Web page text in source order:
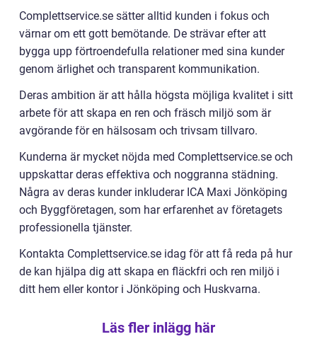
Complettservice.se sätter alltid kunden i fokus och
värnar om ett gott bemötande. De strävar efter att
bygga upp förtroendefulla relationer med sina kunder
genom ärlighet och transparent kommunikation.
Deras ambition är att hålla högsta möjliga kvalitet i sitt
arbete för att skapa en ren och fräsch miljö som är
avgörande för en hälsosam och trivsam tillvaro.
Kunderna är mycket nöjda med Complettservice.se och
uppskattar deras effektiva och noggranna städning.
Några av deras kunder inkluderar ICA Maxi Jönköping
och Byggföretagen, som har erfarenhet av företagets
professionella tjänster.
Kontakta Complettservice.se idag för att få reda på hur
de kan hjälpa dig att skapa en fläckfri och ren miljö i
ditt hem eller kontor i Jönköping och Huskvarna.
Läs fler inlägg här